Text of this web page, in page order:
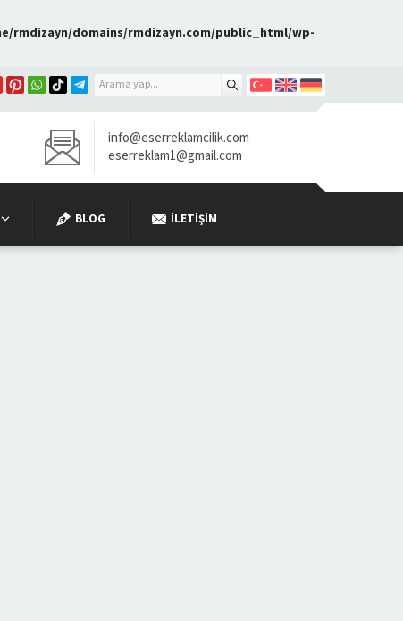
rmdizayn/domains/rmdizayn.com/public_html/wp-
info@eserreklamcilik.com
eserreklam1@gmail.com
BLOG İLETIŞIM